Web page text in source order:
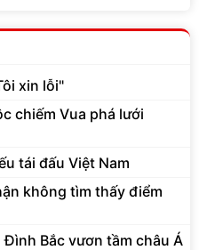
xin lỗi"
chiếm Vua phá lưới
tái đấu Việt Nam
không tìm thấy điểm
Đình Bắc vươn tầm châu Á